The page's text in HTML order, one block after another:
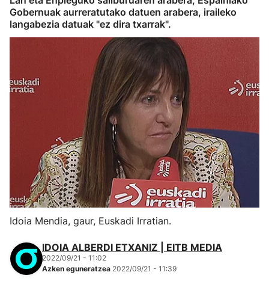
Gobernuak aurreratutako datuen arabera, iraileko
langabezia datuak "ez dira txarrak".
Idoia Mendia, gaur, Euskadi Irratian.
IDOIA ALBERDI ETXANIZ | EITB MEDIA
2022/09/21 - 11:02
Azken eguneratzea 2022/09/21 - 11:39